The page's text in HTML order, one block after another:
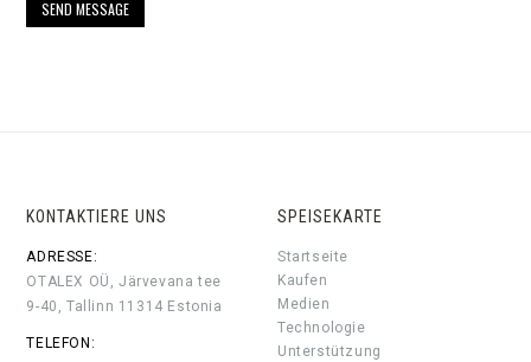
KONTAKTIERE UNS
ADRESSE:
OTALEX OÜ, Järvevana tee
9-40, Tallinn 11314 Estonia
TELEFON:
SPEISEKARTE
Startseite
Kaufen
Medien
Technologie
Unterstützung